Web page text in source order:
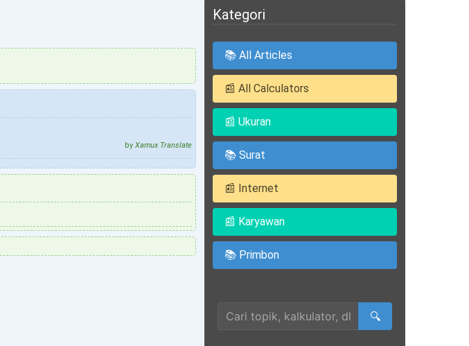
by Xamux Translate
Kategori
📚 All Articles
📰 All Calculators
📰 Ukuran
📚 Surat
📰 Internet
📰 Karyawan
📚 Primbon
🔍